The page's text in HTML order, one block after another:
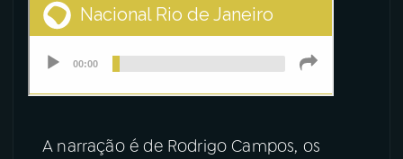
A narração é de Rodrigo Campos, os